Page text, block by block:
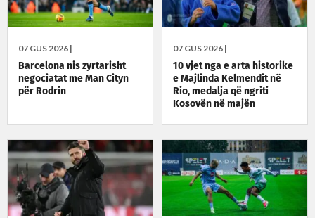
07 GUS 2026 |
Barcelona nis zyrtarisht
negociatat me Man Cityn
për Rodrin
07 GUS 2026 |
10 vjet nga e arta historike
e Majlinda Kelmendit në
Rio, medalja që ngriti
Kosovën në majën